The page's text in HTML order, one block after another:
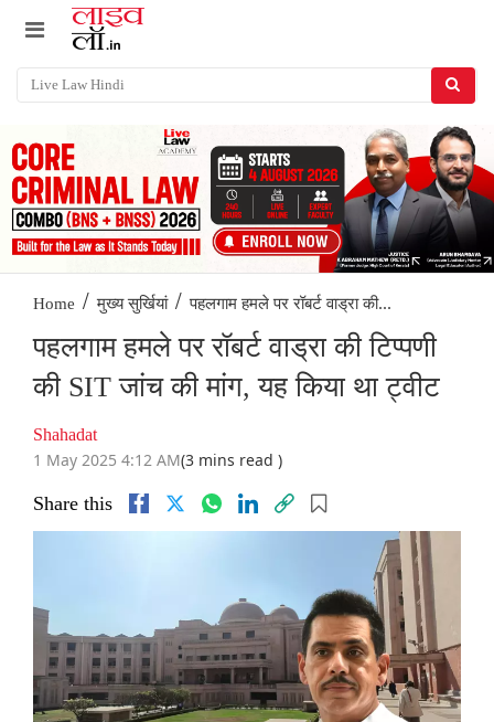
Home / मुख्य सुर्खियां / पहलगाम हमले पर रॉबर्ट वाड्रा की...
पहलगाम हमले पर रॉबर्ट वाड्रा की टिप्पणी
की SIT जांच की मांग, यह किया था ट्वीट
Shahadat
1 May 2025 4:12 AM(3 mins read )
Share this